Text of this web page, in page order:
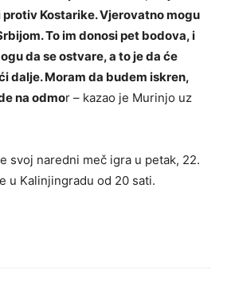
Kostarike. Vjerovatno mogu
To im donosi pet bodova, i
da se ostvare, a to je da će
dalje. Moram da budem iskren,
na odmor – kazao je Murinjo uz
svoj naredni meč igra u petak, 22.
u Kalinjingradu od 20 sati.